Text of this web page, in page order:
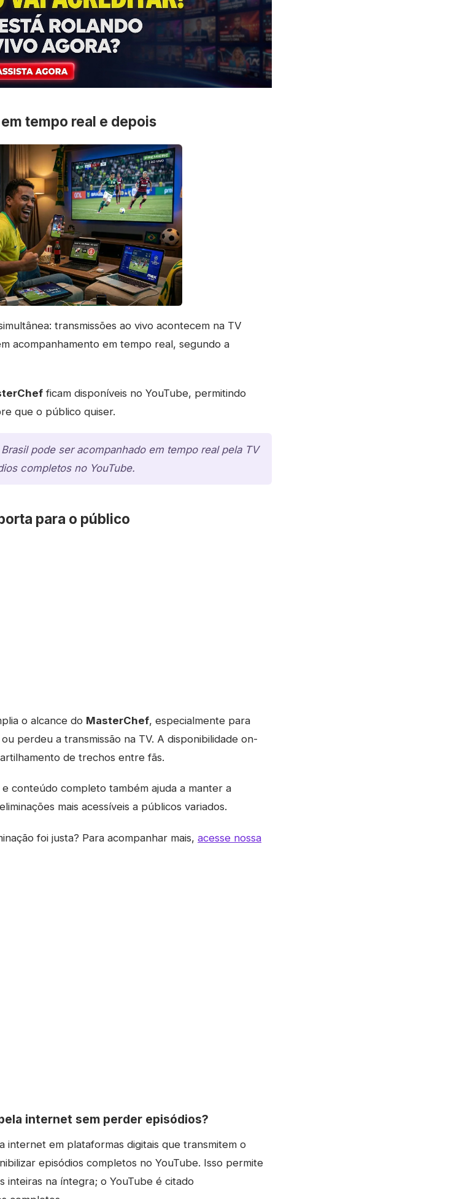
tempo real e depois
transmissões ao vivo acontecem na TV
acompanhamento em tempo real, segundo a
ficam disponíveis no YouTube, permitindo
que o público quiser.
pode ser acompanhado em tempo real pela TV
completos no YouTube.
para o público
o alcance do MasterChef, especialmente para
perdeu a transmissão na TV. A disponibilidade on-
de trechos entre fãs.
conteúdo completo também ajuda a manter a
mais acessíveis a públicos variados.
foi justa? Para acompanhar mais, acesse nossa
internet sem perder episódios?
internet em plataformas digitais que transmitem o
episódios completos no YouTube. Isso permite
inteiras na íntegra; o YouTube é citado